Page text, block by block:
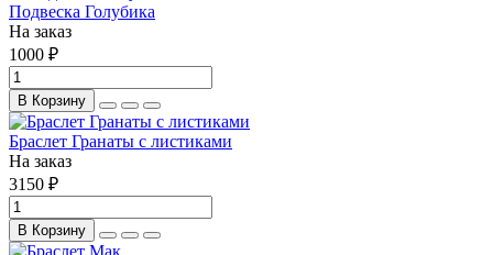
Подвеска Голубика
На заказ
1000 ₽
В Корзину
Браслет Гранаты с листиками
На заказ
3150 ₽
В Корзину